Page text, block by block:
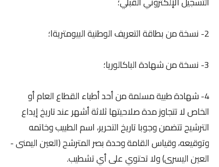
2- نسخة من بطاقة التعريف الوطنية البيومتريةا؛
3- نسخة من شهادة الباكالوريا؛
4- شهادة طبية مسلمة من أحد أطباء القطاع العام أو
الخاص لا تتجاوز مدة صلاحيتها ثلاثة أشهر عند تاريخ إيداع
الترشيح تتضمن وجوبا تاريخ التحرير، اسم الطبيب وخاتمه
وتوقيعه، وقياس القامة وحدة بصر المترشح (العين اليمنى -
العين اليسرى) ولا تحتوي على أي تشطيب.